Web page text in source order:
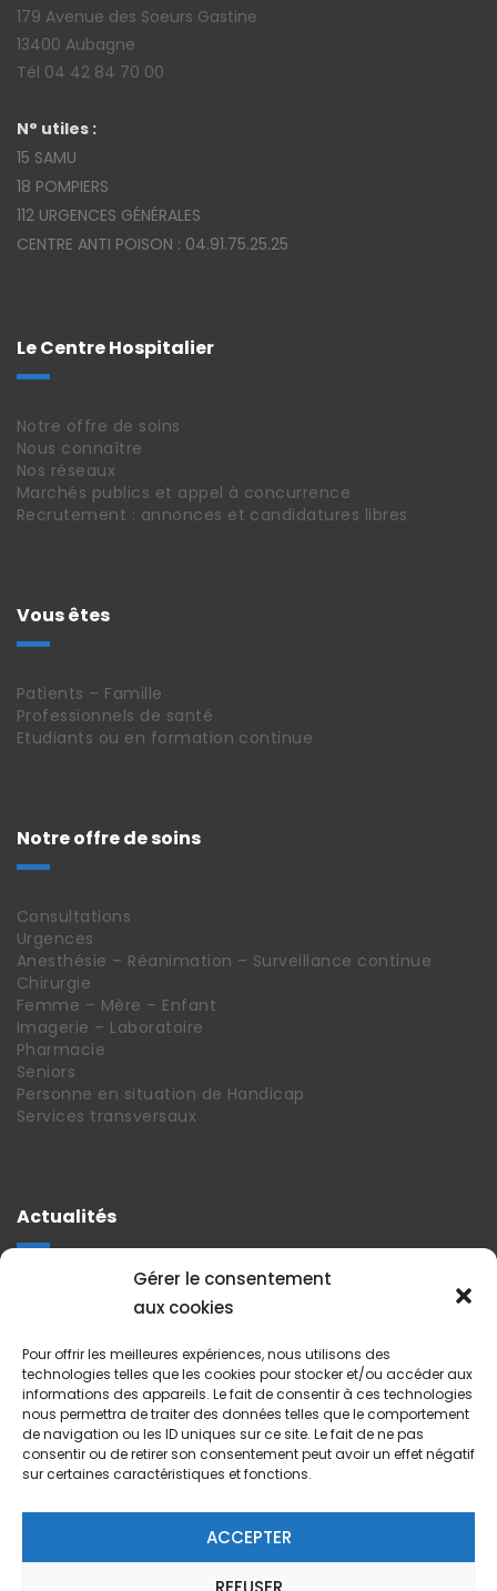
Gérer le consentement
aux cookies
Pour offrir les meilleures expériences, nous utilisons des
technologies telles que les cookies pour stocker et/ou accéder aux
informations des appareils. Le fait de consentir à ces technologies
nous permettra de traiter des données telles que le comportement
de navigation ou les ID uniques sur ce site. Le fait de ne pas
consentir ou de retirer son consentement peut avoir un effet négatif
sur certaines caractéristiques et fonctions.
ACCEPTER
179 Avenue des Soeurs Gastine
13400 Aubagne
Tél 04 42 84 70 00
N° utiles :
15 SAMU
18 POMPIERS
112 URGENCES GÉNÉRALES
CENTRE ANTI POISON : 04.91.75.25.25
Le Centre Hospitalier
Notre offre de soins
Nous connaître
Nos réseaux
Marchés publics et appel à concurrence
Recrutement : annonces et candidatures libres
Vous êtes
Patients – Famille
Professionnels de santé
Etudiants ou en formation continue
Notre offre de soins
Consultations
Urgences
Anesthésie – Réanimation – Surveillance continue
Chirurgie
Femme – Mère – Enfant
Imagerie – Laboratoire
Pharmacie
Seniors
Personne en situation de Handicap
Services transversaux
Actualités
Projet de nouvel hopital
Journal Trimestriel
Suivez nos actus